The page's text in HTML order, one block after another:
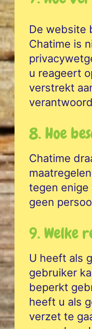
De website
Chatime is
u reageert
verstrekt
8. Hoe
Chatime
tegen enige
geen
9. Welke
U heeft als
gebruiker
beperkt
heeft u als
verzet te